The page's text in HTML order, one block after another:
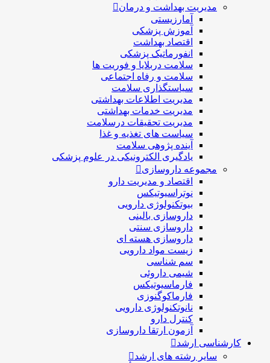
مدیریت بهداشت و درمان
آمارزیستی
آموزش پزشکی
اقتصاد بهداشت
انفورماتیک پزشکی
سلامت دربلايا و فوريت ها
سلامت و رفاه اجتماعی
سیاستگذاری سلامت
مدیریت اطلاعات بهداشتی
مدیریت خدمات بهداشتی
مدیریت تحقیقات درسلامت
سیاست های تغذیه و غذا
آینده پژوهی سلامت
یادگیری الکترونیکی در علوم پزشکی
مجموعه داروسازی
اقتصاد و مديريت دارو
نوتراسیوتیکس
بيوتكنولوژی دارویی
داروسازی بالينی
داروسازی سنتی
داروسازی هسته ای
زیست مواد دارویی
سم شناسی
شيمی داروئی
فارماسيوتيكس
فارماكوگنوزی
نانوتکنولوژی دارویی
كنترل دارو
آزمون ارتقا داروسازی
کارشناسی ارشد
سایر رشته های ارشد